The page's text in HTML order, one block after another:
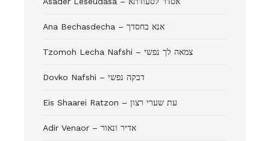
Ana Bechasdecha – אנא בחסדך
Tzomoh Lecha Nafshi – צמאה לך נפשי
Dovko Nafshi – דבקה נפשי
Eis Shaarei Ratzon – עת שערי רצון
Adir Venaor – אדיר ונאור